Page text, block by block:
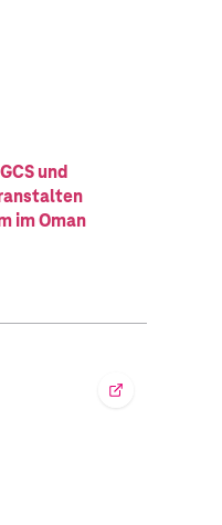
und
im Oman